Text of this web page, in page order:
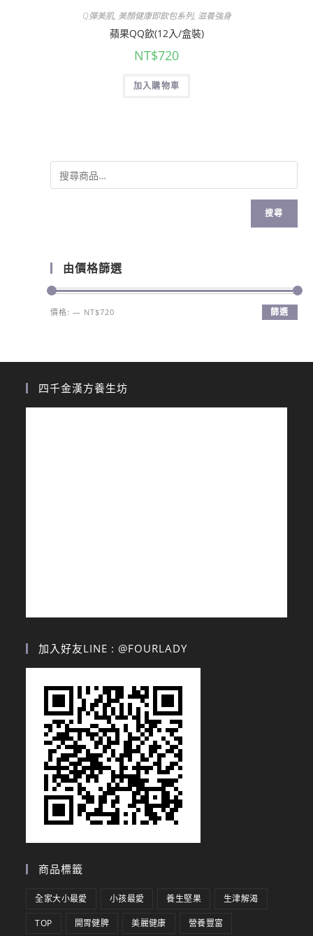
Q彈美肌, 美顏健康即飲包系列, 滋養強身
蘋果QQ飲(12入/盒裝)
NT$720
加入購物車
搜尋
由價格篩選
篩選
價格:— NT$720
四千金漢方養生坊
加入好友LINE : @FOURLADY
商品標籤
全家大小最愛 小孩最愛 養生堅果 生津解渴
TOP 開胃健脾 美麗健康 營養豐富